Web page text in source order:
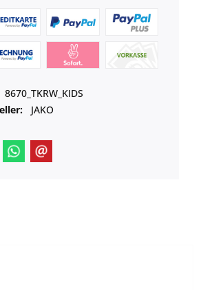
8670_TKRW_KIDS
JAKO